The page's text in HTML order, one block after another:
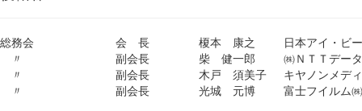
総務会 会 長 榎本 康之
日本アイ・ビ
〃
副会長 柴 健一郎
㈱ＮＴＴデータ
〃
副会長 木戸 須美子
キヤノンメデ
〃
副会長 光城 元博 富士フイルム㈱